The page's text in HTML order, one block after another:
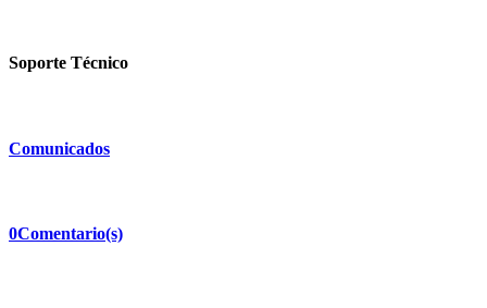
Soporte Técnico
Comunicados
0Comentario(s)